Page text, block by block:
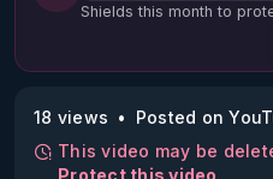
Shields this month to
18 views
Posted on
This video may be
Protect this video